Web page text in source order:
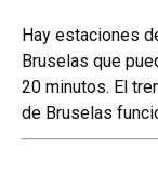
Hay estaciones
Bruselas que
20 minutos. El
de Bruselas